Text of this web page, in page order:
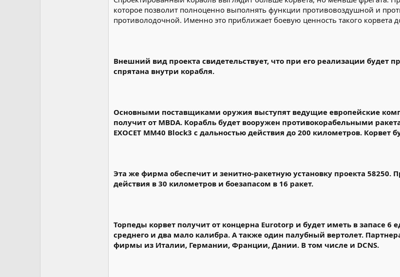
которое позволит полноценно выполнять функции противовоздушной и
противолодочной. Именно это приближает боевую ценность такого корвета
Внешний вид проекта свидетельствует, что при его реализации будет
спрятана внутри корабля.
Основными поставщиками оружия выступят ведущие европейские
получит от MBDA. Корабль будет вооружен противокорабельными
EXOCET MM40 Block3 с дальностью действия до 200 километров. Корвет
Эта же фирма обеспечит и зенитно-ракетную установку проекта 58250.
действия в 30 километров и боезапасом в 16 ракет.
Торпеды корвет получит от концерна Eurotorp и будет иметь в запасе 6
среднего и два мало калибра. А также один палубный вертолет.
фирмы из Италии, Германии, Франции, Дании. В том числе и DCNS.